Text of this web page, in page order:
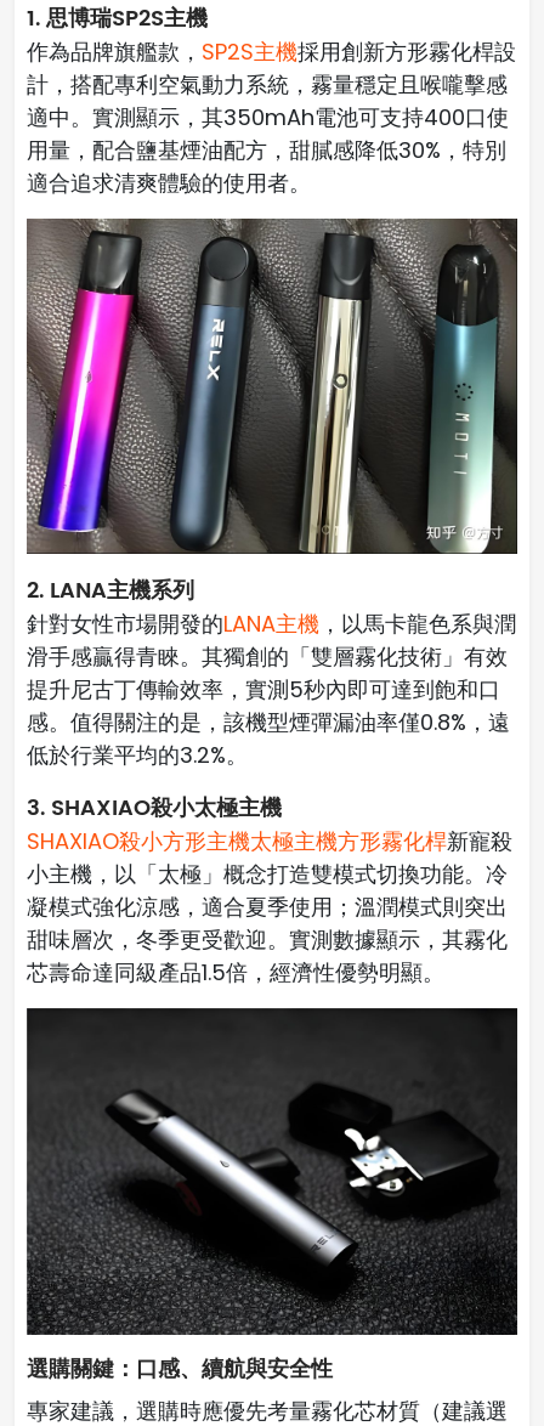
1. 思博瑞SP2S主機
作為品牌旗艦款， SP2S主機採用創新方形霧化桿設
計，搭配專利空氣動力系統，霧量穩定且喉嚨擊感
適中。實測顯示，其350mAh電池可支持400口使
用量，配合鹽基煙油配方，甜膩感降低30%，特別
適合追求清爽體驗的使用者。
2. LANA主機系列
針對女性市場開發的LANA主機 ，以馬卡龍色系與潤
滑手感贏得青睞。其獨創的「雙層霧化技術」有效
提升尼古丁傳輸效率，實測5秒內即可達到飽和口
感。值得關注的是，該機型煙彈漏油率僅0.8%，遠
低於行業平均的3.2%。
3. SHAXIAO殺小太極主機
SHAXIAO殺小方形主機太極主機方形霧化桿新寵殺
小主機，以「太極」概念打造雙模式切換功能。冷
凝模式強化涼感，適合夏季使用；溫潤模式則突出
甜味層次，冬季更受歡迎。實測數據顯示，其霧化
芯壽命達同級產品1.5倍，經濟性優勢明顯。
選購關鍵：口感、續航與安全性
專家建議，選購時應優先考量霧化芯材質（建議選